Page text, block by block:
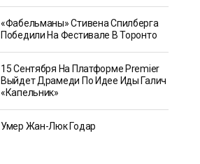
«Фабельманы» Стивена Спилберга
Победили На Фестивале В Торонто
15 Сентября На Платформе Premier
Выйдет Драмеди По Идее Иды Галич
«Капельник»
Умер Жан-Люк Годар